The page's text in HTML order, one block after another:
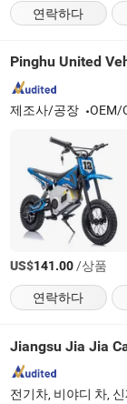
연락하다
Pinghu United
제조사/공장 OEM/
US$141.00/상품
연락하다
Jiangsu Jia Jia